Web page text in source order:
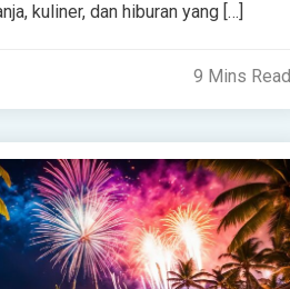
kuliner, dan hiburan yang […]
9 Mins Read